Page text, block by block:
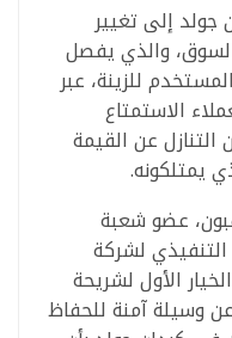
إلى تغيير
والذي يفصل
للزينة، عبر
الاستمتاع
التنازل عن القيمة
يمتلكونه.
عضو شعبة
التنفيذي لشركة
الأول لشريحة
وسيلة آمنة للحفاظ